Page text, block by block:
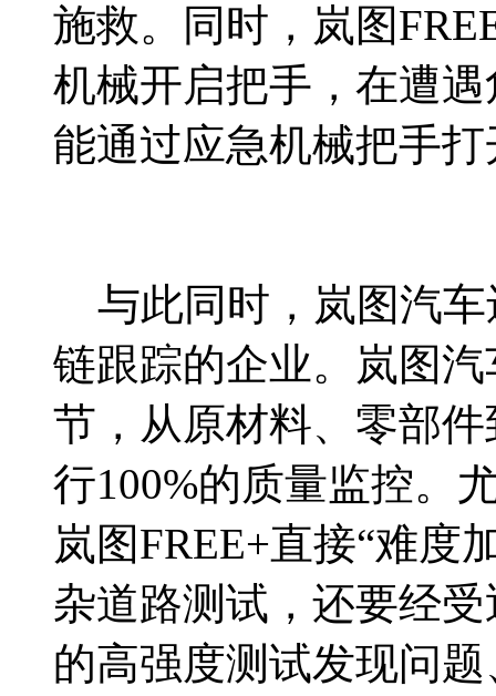
施救。同时，岚图
机械开启把手，在遭
能通过应急机械把手
与此同时，岚图汽车
链跟踪的企业。岚图
节，从原材料、零部
行100%的质量监控。
岚图FREE+直接“难度
杂道路测试，还要经
的高强度测试发现问